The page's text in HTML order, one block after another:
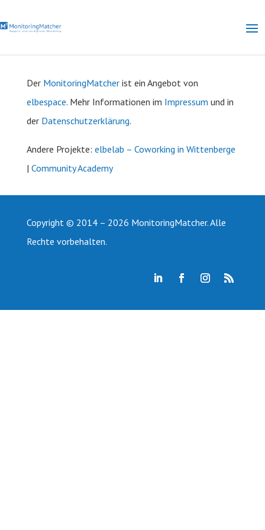
Der MonitoringMatcherist ein Angebot von
elbespace. Mehr Informationen im Impressum und in
der Datenschutzerklärung.
Andere Projekte: elbelab – Coworking in Wittenberge
| Community Academy
Copyright © 2014 – 2026 MonitoringMatcher. Alle
Rechte vorbehalten.